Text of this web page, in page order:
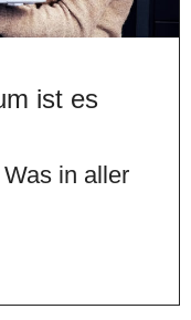
ist es
in aller